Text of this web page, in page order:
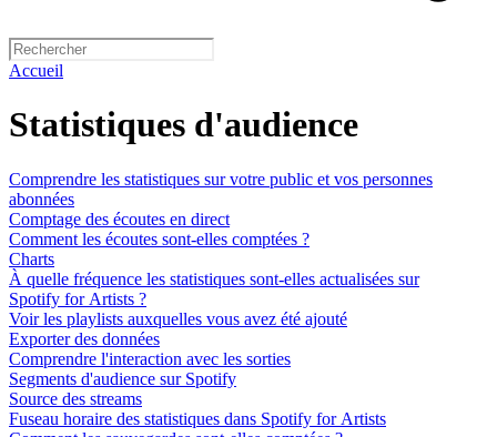
Accueil
Statistiques d'audience
Comprendre les statistiques sur votre public et vos personnes
abonnées
Comptage des écoutes en direct
Comment les écoutes sont-elles comptées ?
Charts
À quelle fréquence les statistiques sont-elles actualisées sur
Spotify for Artists ?
Voir les playlists auxquelles vous avez été ajouté
Exporter des données
Comprendre l'interaction avec les sorties
Segments d'audience sur Spotify
Source des streams
Fuseau horaire des statistiques dans Spotify for Artists